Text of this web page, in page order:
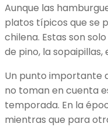
Aunque las
platos típicos que se
chilena. Estas son
de pino, la
Un punto importante
no toman en cuenta
temporada. En la
mientras que para